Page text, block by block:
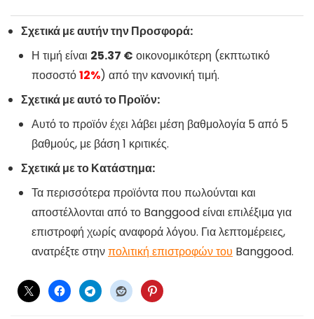
Σχετικά με αυτήν την Προσφορά:
Η τιμή είναι 25.37 € οικονομικότερη (εκπτωτικό
ποσοστό12%) από την κανονική τιμή.
Σχετικά με αυτό το Προϊόν:
Αυτό το προϊόν έχει λάβει μέση βαθμολογία 5 από 5
βαθμούς, με βάση 1 κριτικές.
Σχετικά με το Κατάστημα:
Τα περισσότερα προϊόντα που πωλούνται και
αποστέλλονται από το Banggood είναι επιλέξιμα για
επιστροφή χωρίς αναφορά λόγου. Για λεπτομέρειες,
ανατρέξτε στηνπολιτική επιστροφών του Banggood.